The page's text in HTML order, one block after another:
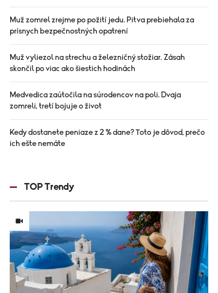
Muž zomrel zrejme po požití jedu. Pitva prebiehala za
prísnych bezpečnostných opatrení
Muž vyliezol na strechu a železničný stožiar. Zásah
skončil po viac ako šiestich hodinách
Medvedica zaútočila na súrodencov na poli. Dvaja
zomreli, tretí bojuje o život
Kedy dostanete peniaze z 2 % dane? Toto je dôvod, prečo
ich ešte nemáte
TOP Trendy